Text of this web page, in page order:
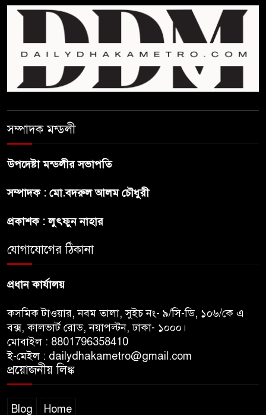
প্রথম শ্রেণি ছাড়া অন্য সব শ্রেণিতে
হবে ভর্তি পরীক্ষা: শিক্ষা মন্ত্রণালয়
জনগনের অধিকার আদায়ে এসেছিঃ
জামাতের আমির
বন্ধুত্ব : ব্রেট লি
সম্পাদক মন্ডলী
উপদেষ্টা মন্ডলীর সভাপতি
সম্পাদক : মো.বদরুল আলম চৌধুরী
প্রকাশক : লুৎফুন নাহার
যোগাযোগের ঠিকানা
প্রধান কার্যালয়
কসমিক টাওয়ার, নবম তালা, সুইচ নং- ৯/সি-ডি, ১০৬/কে এ
বক্স, কালভার্ট রোড, নয়াপল্টন, ঢাকা- ১০০০।
মোবাইল : 8801796358410
ই-মেইল : dailydhakametro@gmail.com
প্রয়োজনীয় লিঙ্ক
Blog Home